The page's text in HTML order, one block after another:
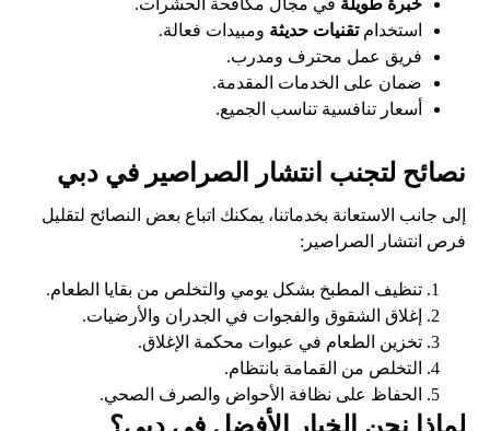
خبرة طويلة في مجال مكافحة الحشرات.
استخدامتقنيات حديثة ومبيدات فعالة.
فريق عمل محترف ومدرب.
ضمان على الخدمات المقدمة.
أسعار تنافسية تناسب الجميع.
نصائح لتجنب انتشار الصراصير في دبي
إلى جانب الاستعانة بخدماتنا، يمكنك اتباع بعض النصائح لتقليل
فرص انتشار الصراصير:
تنظيف المطبخ بشكل يومي والتخلص من بقايا الطعام.
إغلاق الشقوق والفجوات في الجدران والأرضيات.
تخزين الطعام في عبوات محكمة الإغلاق.
التخلص من القمامة بانتظام.
الحفاظ على نظافة الأحواض والصرف الصحي.